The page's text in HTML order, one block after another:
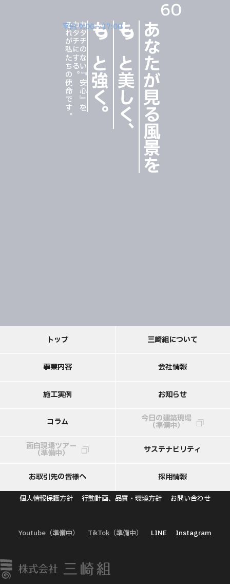
60
平日 9:00〜17:00 あなたが見る風景を
もっと美しく
、
もっと強く
。
カタチのない『安心』を、
カタチにする。
それが私たちの使命です。
トップ 三崎組について
事業内容 会社情報
施工実例 お知らせ
コラム 今日の建築現場
（準備中）
面白現場ツアー
（準備中） サステナビリティ
お取引先の皆様へ 採用情報
個人情報保護方針 行動計画、品質・環境方針 お問い合わせ
Youtube（準備中） TikTok（準備中） LINE Instagram